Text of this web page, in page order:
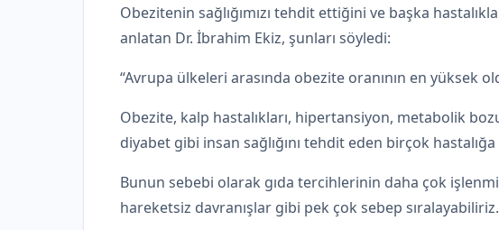
Obezitenin sağlığımızı tehdit ettiğini ve başka
anlatan Dr. İbrahim Ekiz, şunları söyledi:
“Avrupa ülkeleri arasında obezite oranının en yüksek
Obezite, kalp hastalıkları, hipertansiyon, metabolik
diyabet gibi insan sağlığını tehdit eden birçok
Bunun sebebi olarak gıda tercihlerinin daha çok
hareketsiz davranışlar gibi pek çok sebep sıralayabiliriz.